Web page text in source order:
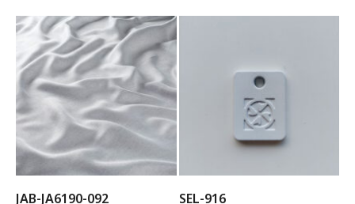
JAB-JA6190-092 SEL-916